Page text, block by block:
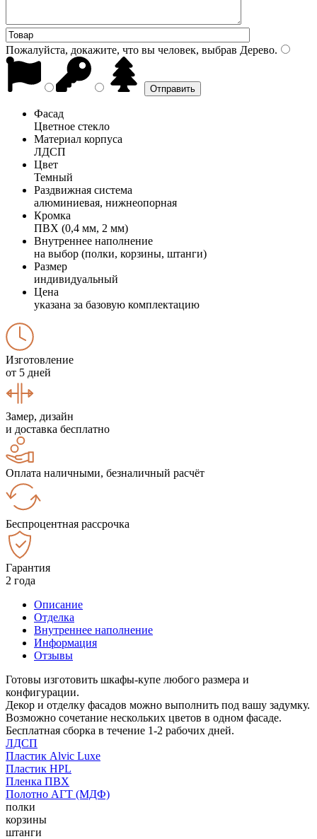
Пожалуйста, докажите, что вы человек, выбрав Дерево.
Фасад
Цветное стекло
Материал корпуса
ЛДСП
Цвет
Темный
Раздвижная система
алюминиевая, нижнеопорная
Кромка
ПВХ (0,4 мм, 2 мм)
Внутреннее наполнение
на выбор (полки, корзины, штанги)
Размер
индивидуальный
Цена
указана за базовую комплектацию
Изготовление
от 5 дней
Замер, дизайн
и доставка бесплатно
Оплата наличными, безналичный расчёт
Беспроцентная рассрочка
Гарантия
2 года
Описание
Отделка
Внутреннее наполнение
Информация
Отзывы
Готовы изготовить шкафы-купе любого размера и
конфигурации.
Декор и отделку фасадов можно выполнить под вашу задумку.
Возможно сочетание нескольких цветов в одном фасаде.
Бесплатная сборка в течение 1-2 рабочих дней.
ЛДСП
Пластик Alvic Luxe
Пластик HPL
Пленка ПВХ
Полотно АГТ (МДФ)
полки
корзины
штанги